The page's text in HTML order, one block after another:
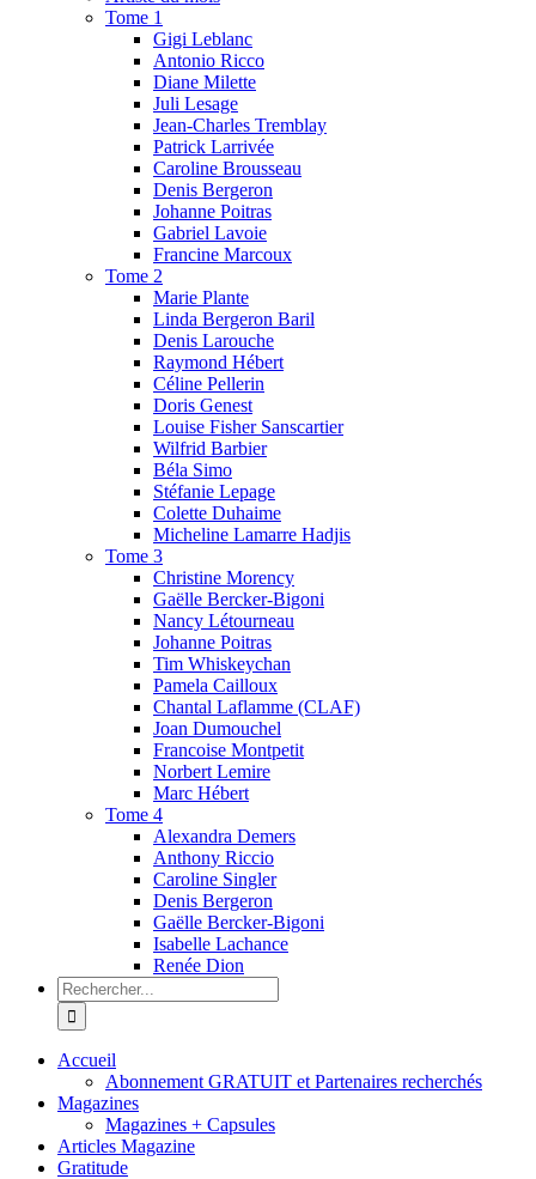
Tome 1
Gigi Leblanc
Antonio Ricco
Diane Milette
Juli Lesage
Jean-Charles Tremblay
Patrick Larrivée
Caroline Brousseau
Denis Bergeron
Johanne Poitras
Gabriel Lavoie
Francine Marcoux
Tome 2
Marie Plante
Linda Bergeron Baril
Denis Larouche
Raymond Hébert
Céline Pellerin
Doris Genest
Louise Fisher Sanscartier
Wilfrid Barbier
Béla Simo
Stéfanie Lepage
Colette Duhaime
Micheline Lamarre Hadjis
Tome 3
Christine Morency
Gaëlle Bercker-Bigoni
Nancy Létourneau
Johanne Poitras
Tim Whiskeychan
Pamela Cailloux
Chantal Laflamme (CLAF)
Joan Dumouchel
Francoise Montpetit
Norbert Lemire
Marc Hébert
Tome 4
Alexandra Demers
Anthony Riccio
Caroline Singler
Denis Bergeron
Gaëlle Bercker-Bigoni
Isabelle Lachance
Renée Dion
Recherche
sur
le
site
:
Accueil
Abonnement GRATUIT et Partenaires recherchés
Magazines
Magazines + Capsules
Articles Magazine
Gratitude